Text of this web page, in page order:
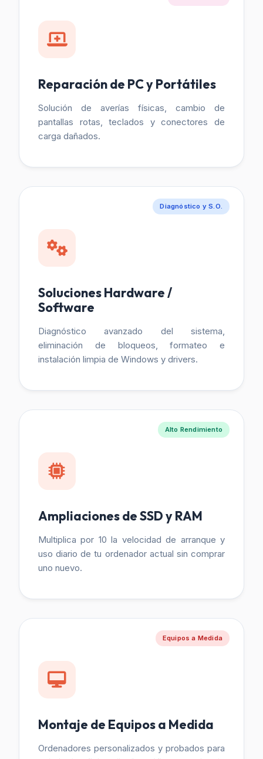
Reparación de PC y Portátiles
Solución de averías físicas, cambio de
pantallas rotas, teclados y conectores de
carga dañados.
Diagnóstico y S.O.
Soluciones Hardware /
Software
Diagnóstico avanzado del sistema,
eliminación de bloqueos, formateo e
instalación limpia de Windows y drivers.
Alto Rendimiento
Ampliaciones de SSD y RAM
Multiplica por 10 la velocidad de arranque y
uso diario de tu ordenador actual sin comprar
uno nuevo.
Equipos a Medida
Montaje de Equipos a Medida
Ordenadores personalizados y probados para